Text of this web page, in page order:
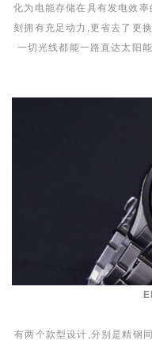
化为电能存储在具有发电效
刻拥有充足动力,更省去了更
一切光线都能一路直达太阳
有两个款型设计,分别是精钢